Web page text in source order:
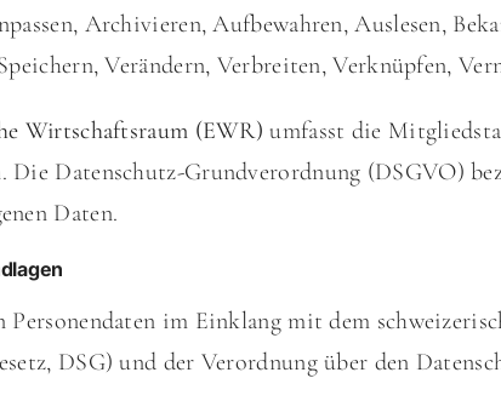
Archivieren, Aufbewahren, Auslesen,
Verändern, Verbreiten, Verknüpfen,
Wirtschaftsraum (EWR) umfasst die
Die Datenschutz-Grundverordnung (DSGVO)
Daten.
im Einklang mit dem
DSG) und der Verordnung über den